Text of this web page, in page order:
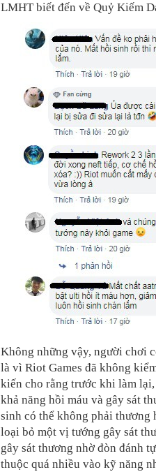
LMHT biết đến về Quỷ Kiếm
Không những vậy, người chơi
là vì Riot Games đã không
kiến cho rằng trước khi làm
khả năng hồi máu và gây sát
sinh có thể không phải
loại bỏ một vị tướng gây sát
gây sát thương nhờ đòn đánh
thuộc quá nhiều vào kỹ năng